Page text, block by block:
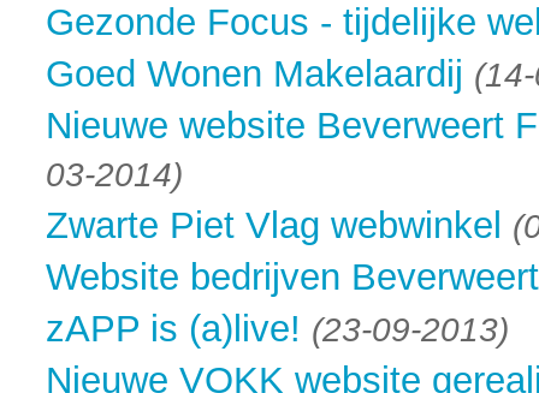
Gezonde Focus - tijdelijke
Goed Wonen Makelaardij
Nieuwe website Beverweert
03-2014)
Zwarte Piet Vlag webwinkel
Website bedrijven
zAPP is (a)live! (23-09-2013)
Nieuwe VOKK website